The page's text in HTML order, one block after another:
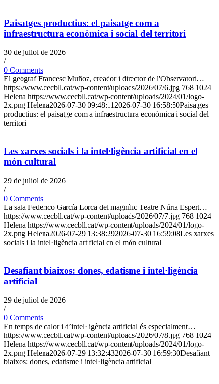
Paisatges productius: el paisatge com a
infraestructura econòmica i social del territori
30 de juliol de 2026
/
0 Comments
El geògraf Francesc Muñoz, creador i director de l'Observatori…
https://www.cecbll.cat/wp-content/uploads/2026/07/6.jpg 768 1024
Helena https://www.cecbll.cat/wp-content/uploads/2024/01/logo-
2x.png Helena2026-07-30 09:48:112026-07-30 16:58:50Paisatges
productius: el paisatge com a infraestructura econòmica i social del
territori
Les xarxes socials i la intel·ligència artificial en el
món cultural
29 de juliol de 2026
/
0 Comments
La sala Federico García Lorca del magnífic Teatre Núria Espert…
https://www.cecbll.cat/wp-content/uploads/2026/07/7.jpg 768 1024
Helena https://www.cecbll.cat/wp-content/uploads/2024/01/logo-
2x.png Helena2026-07-29 13:38:292026-07-30 16:59:08Les xarxes
socials i la intel·ligència artificial en el món cultural
Desafiant biaixos: dones, edatisme i intel·ligència
artificial
29 de juliol de 2026
/
0 Comments
En temps de calor i d’intel·ligència artificial és especialment…
https://www.cecbll.cat/wp-content/uploads/2026/07/8.jpg 768 1024
Helena https://www.cecbll.cat/wp-content/uploads/2024/01/logo-
2x.png Helena2026-07-29 13:32:432026-07-30 16:59:30Desafiant
biaixos: dones, edatisme i intel·ligència artificial